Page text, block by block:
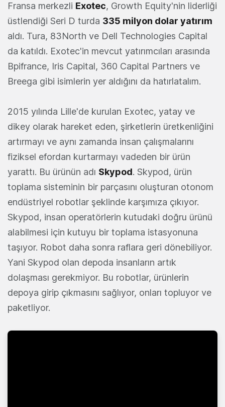
Fransa merkezli Exotec, Growth Equity'nin liderliği
üstlendiği Seri D turda 335 milyon dolar yatırım
aldı. Tura, 83North ve Dell Technologies Capital
da katıldı. Exotec'in mevcut yatırımcıları arasında
Bpifrance, Iris Capital, 360 Capital Partners ve
Breega gibi isimlerin yer aldığını da hatırlatalım.
2015 yılında Lille'de kurulan Exotec, yatay ve
dikey olarak hareket eden, şirketlerin üretkenliğini
artırmayı ve aynı zamanda insan çalışmalarını
fiziksel efordan kurtarmayı vadeden bir ürün
yarattı. Bu ürünün adı Skypod. Skypod, ürün
toplama sisteminin bir parçasını oluşturan otonom
endüstriyel robotlar şeklinde karşımıza çıkıyor.
Skypod, insan operatörlerin kutudaki doğru ürünü
alabilmesi için kutuyu bir toplama istasyonuna
taşıyor. Robot daha sonra raflara geri dönebiliyor.
Yani Skypod olan depoda insanların artık
dolaşması gerekmiyor. Bu robotlar, ürünlerin
depoya girip çıkmasını sağlıyor, onları topluyor ve
paketliyor.